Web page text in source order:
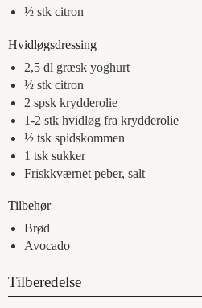
½ stk citron
Hvidløgsdressing
2,5 dl græsk yoghurt
½ stk citron
2 spsk krydderolie
1-2 stk hvidløg fra krydderolie
½ tsk spidskommen
1 tsk sukker
Friskkværnet peber, salt
Tilbehør
Brød
Avocado
Tilberedelse